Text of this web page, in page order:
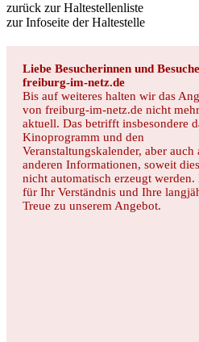
zurück zur Haltestellenliste
zur Infoseite der Haltestelle
Liebe Besucherinnen und
freiburg-im-netz.de
Bis auf weiteres halten wir das
von freiburg-im-netz.de nicht mehr
aktuell. Das betrifft insbesondere
Kinoprogramm und den
Veranstaltungskalender, aber auch
anderen Informationen, soweit
nicht automatisch erzeugt werden.
für Ihr Verständnis und Ihre
Treue zu unserem Angebot.